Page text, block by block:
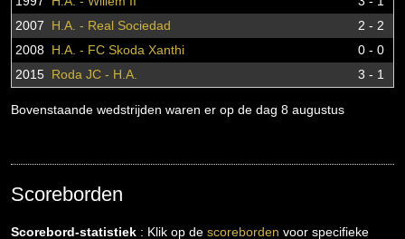
2007
H.A. - Real Sociedad
2 - 2
2008 H.A. - FC Skoda Xanthi
0 - 0
2015 Roda JC - H.A. 3 - 1
Bovenstaande wedstrijden waren er op de dag 8 augustus
Scoreborden
Scorebord-statistiek : Klik op de scoreborden voor specifieke